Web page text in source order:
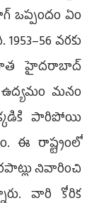
ఒప్పందం ఏం
వరకు
హైదరాబాద్‌
ఉద్యమం మనం
పారిపోయి
ఈ రాష్ట్రంలో
నివారించి
వారి కోరిక